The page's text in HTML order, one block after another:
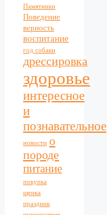
Памятники
Поведение
верность
воспитание
год собаки
дрессировка
здоровье
интересное
и
познавательное
новости о
породе
питание
покупка
щенка
праздник